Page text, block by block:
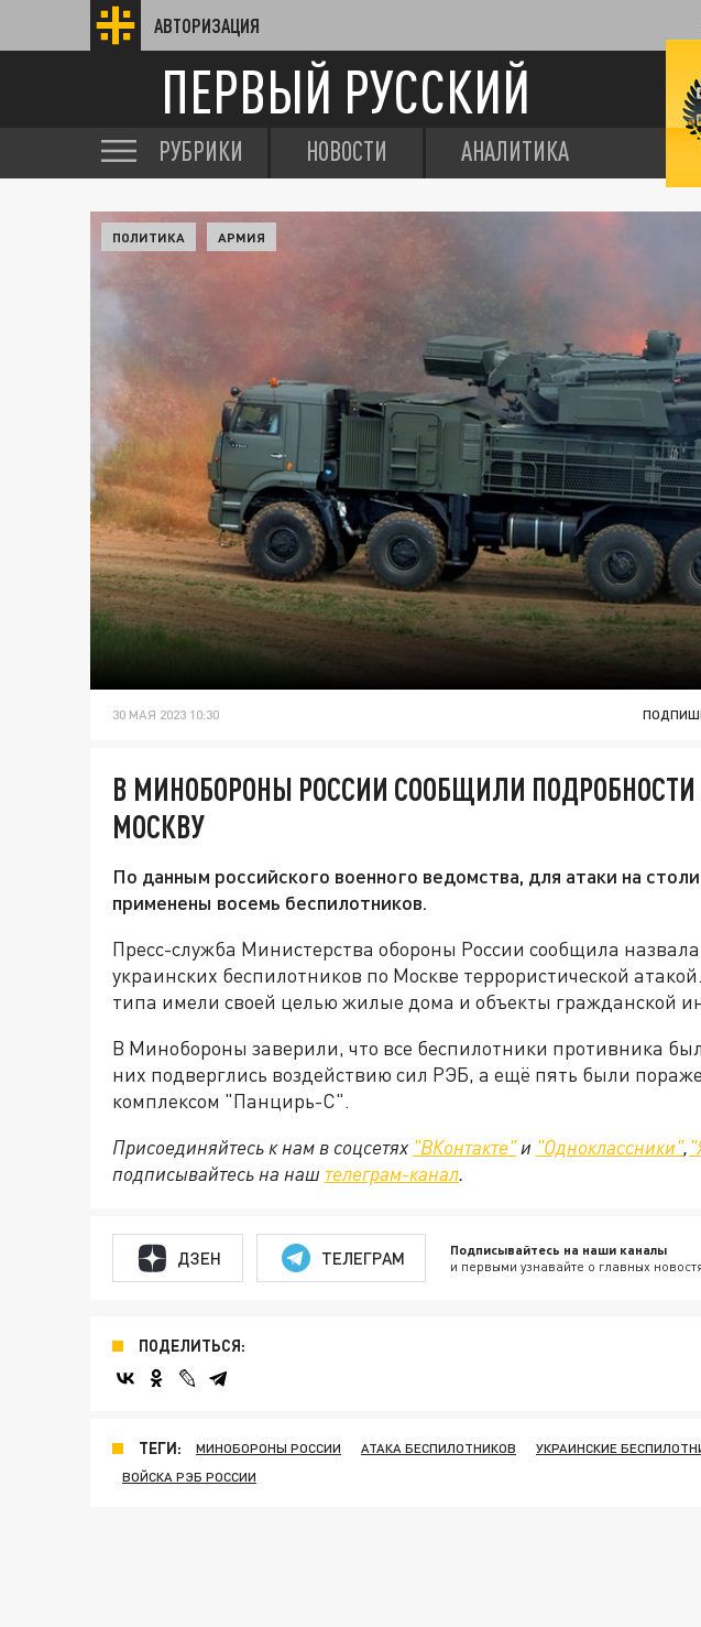
АВТОРИЗАЦИЯ
ПЕРВЫЙ РУССКИЙ
РУБРИКИ НОВОСТИ АНАЛИТИКА
ПОЛИТИКА АРМИЯ
30 МАЯ 2023 10:30
В МИНОБОРОНЫ РОССИИ СООБЩИЛИ ПОДРОБНОСТИ
МОСКВУ
По данным российского военного ведомства, для атаки на
применены восемь беспилотников.
Пресс-служба Министерства обороны России сообщила назвала
украинских беспилотников по Москве террористической
типа имели своей целью жилые дома и объекты гражданской
В Минобороны заверили, что все беспилотники противника
них подверглись воздействию сил РЭБ, а ещё пять были
комплексом "Панцирь-С".
Присоединяйтесь к нам в соцсетях "ВКонтакте"и "Одноклассники",
подписывайтесь на наш телеграм-канал.
ДЗЕН ТЕЛЕГРАМ Подписывайтесь на наши каналы
и первыми узнавайте о главных
ПОДЕЛИТЬСЯ:
ТЕГИ: МИНОБОРОНЫ РОССИИ АТАКА БЕСПИЛОТНИКОВ УКРАИНСКИЕ
ВОЙСКА РЭБ РОССИИ